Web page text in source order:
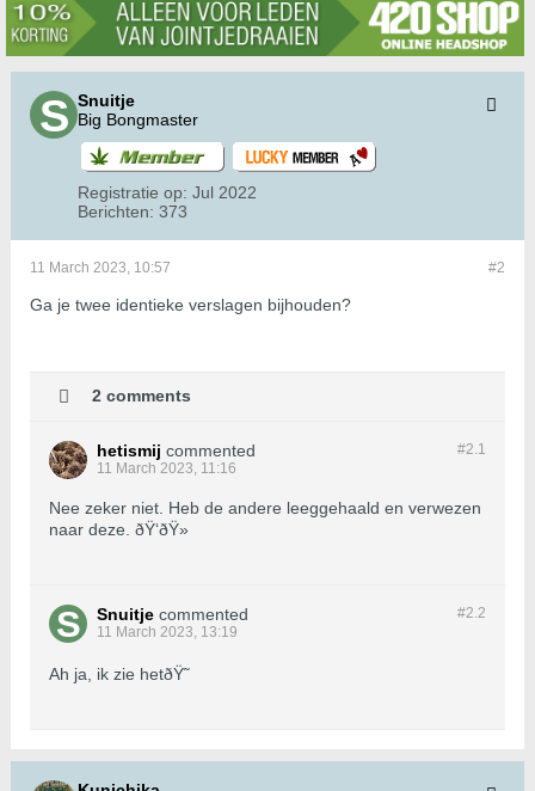
Snuitje
Big Bongmaster
Registratie op: Jul 2022
Berichten: 373
#2
11 March 2023, 10:57
Ga je twee identieke verslagen bijhouden?
2 comments
#2.1
hetismij commented
11 March 2023, 11:16
Nee zeker niet. Heb de andere leeggehaald en verwezen
naar deze. ðŸ‘ðŸ»
#2.2
Snuitje commented
11 March 2023, 13:19
Ah ja, ik zie hetðŸ˜